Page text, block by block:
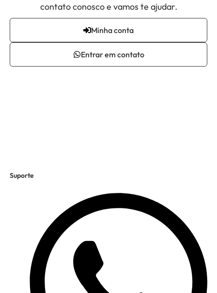
contato conosco e vamos te ajudar.
Minha conta
Entrar em contato
Suporte